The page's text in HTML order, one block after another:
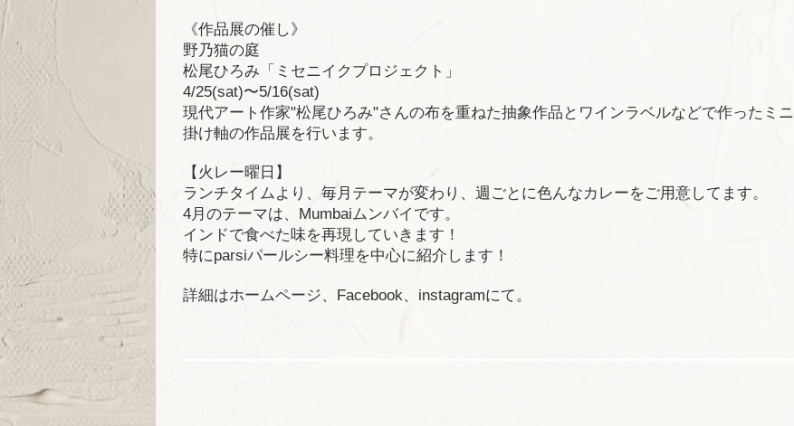
《作品展の催し》
野乃猫の庭
松尾ひろみ「ミセニイクプロジェクト」
4/25(sat)〜5/16(sat)
現代アート作家"松尾ひろみ"さんの布を重ねた抽象作品とワインラベルなどで作ったミニ
掛け軸の作品展を行います。
【火レー曜日】
ランチタイムより、毎月テーマが変わり、週ごとに色んなカレーをご用意してます。
4月のテーマは、 Mumbaiムンバイです。
インドで食べた味を再現していきます！
特にparsiパールシー料理を中心に紹介します！
詳細はホームページ、 Facebook、 instagramにて。